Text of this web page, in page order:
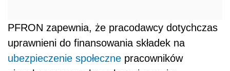
PFRON zapewnia, że pracodawcy dotychczas
uprawnieni do finansowania składek na
ubezpieczenie społeczne pracowników